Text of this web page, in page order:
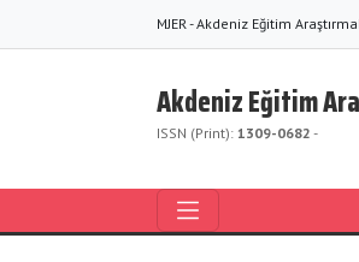
MJER - Akdeniz Eğitim
Akdeniz Eğitim
ISSN (Print): 1309-0682 -